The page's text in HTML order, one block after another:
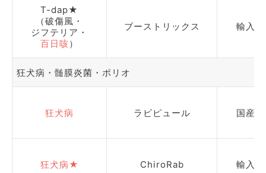
T-dap★
（破傷風・
ジフテリア・
百日咳）
ブーストリックス 輸入
狂犬病・髄膜炎菌・ポリオ
狂犬病 ラビピュール 国産
狂犬病★ ChiroRab 輸入